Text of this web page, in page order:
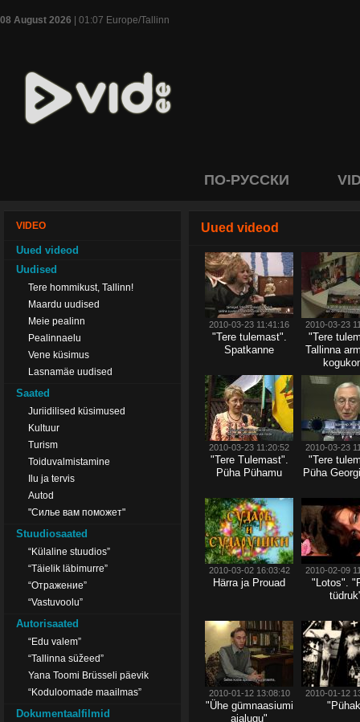
08 August 2026 | 01:07 Europe/Tallinn
ПО-РУССКИ
VIDEO
Uued videod
Uudised
Tere hommikust, Tallinn!
Maardu uudised
Meie pealinn
Pealinnaelu
Vene küsimus
Lasnamäe uudised
Saated
Juriidilised küsimused
Kultuur
Turism
Toiduvalmistamine
Ilu ja tervis
Autod
"Силье вам поможет"
Stuudiosaated
“Külaline stuudios”
“Täielik läbimurre”
“Отражение”
“Vastuvoolu”
Autorisaated
“Edu valem”
“Tallinna süžeed”
Yana Toomi Brüsseli päevik
“Koduloomade maailmas”
Dokumentaalfilmid
Uued videod
2010-03-23 11:41:16
"Tere tulemast".
Spatkanne
2010-03-23
"Tere
Tallinna
2010-03-23 11:20:52
"Tere Tulemast".
Püha Pühamu
2010-03-23
"Tere
Püha
2010-03-02 16:03:42
Härra ja Prouad
2010-02-09
"Lotos".
2010-01-12 13:08:10
"Ühe gümnaasiumi
ajalugu"
2010-01-12